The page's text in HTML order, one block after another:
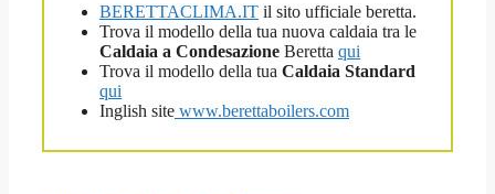
BERETTACLIMA.IT il sito ufficiale beretta.
Trova il modello della tua nuova caldaia tra le
Caldaia a Condesazione Beretta qui
Trova il modello della tua Caldaia Standard
qui
Inglish site www.berettaboilers.com